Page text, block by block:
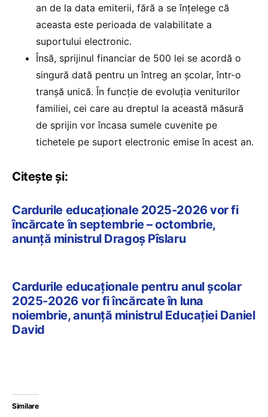
an de la data emiterii, fără a se înțelege că
aceasta este perioada de valabilitate a
suportului electronic.
Însă, sprijinul financiar de 500 lei se acordă o
singură dată pentru un întreg an școlar, într-o
tranșă unică. În funcție de evoluția veniturilor
familiei, cei care au dreptul la această măsură
de sprijin vor încasa sumele cuvenite pe
tichetele pe suport electronic emise în acest an.
Citește și:
Cardurile educaționale 2025-2026 vor fi
încărcate în septembrie – octombrie,
anunță ministrul Dragoș Pîslaru
Cardurile educaționale pentru anul școlar
2025-2026 vor fi încărcate în luna
noiembrie, anunță ministrul Educației Daniel
David
Similare